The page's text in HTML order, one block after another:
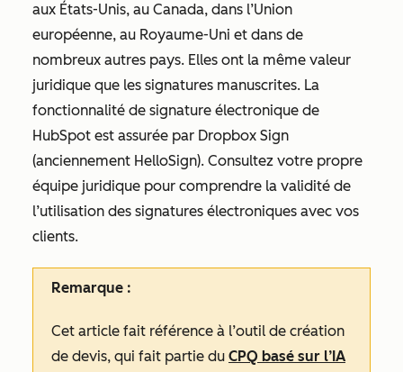
aux États-Unis, au Canada, dans l’Union
européenne, au Royaume-Uni et dans de
nombreux autres pays. Elles ont la même valeur
juridique que les signatures manuscrites. La
fonctionnalité de signature électronique de
HubSpot est assurée par Dropbox Sign
(anciennement HelloSign). Consultez votre propre
équipe juridique pour comprendre la validité de
l’utilisation des signatures électroniques avec vos
clients.
Remarque :
Cet article fait référence à l’outil de création
de devis, qui fait partie du CPQ basé sur l’IA